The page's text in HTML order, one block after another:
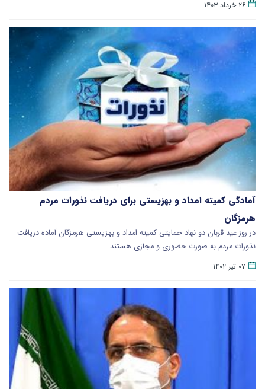
۲۶ خرداد ۱۴۰۳
آمادگی کمیته امداد و بهزیستی برای دریافت نذورات مردم
هرمزگان
در روز عید قربان دو نهاد حمایتی کمیته امداد و بهزیستی هرمزگان آماده دریافت
نذورات مردم به صورت حضوری و مجازی هستند.
۰۷ تیر ۱۴۰۲